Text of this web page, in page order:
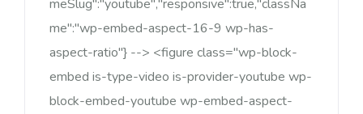
meSlug":"youtube","responsive":true,"classNa
me":"wp-embed-aspect-16-9 wp-has-
aspect-ratio"} --> <figure class="wp-block-
embed is-type-video is-provider-youtube wp-
block-embed-youtube wp-embed-aspect-